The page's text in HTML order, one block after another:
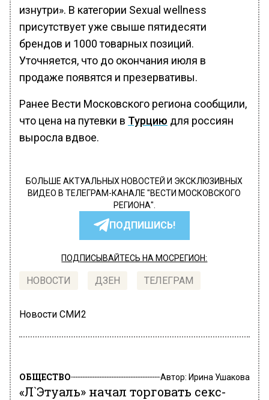
изнутри». В категории Sexual wellness
присутствует уже свыше пятидесяти
брендов и 1000 товарных позиций.
Уточняется, что до окончания июля в
продаже появятся и презервативы.
Ранее Вести Московского региона сообщили,
что цена на путевки в Турцию для россиян
выросла вдвое.
БОЛЬШЕ АКТУАЛЬНЫХ НОВОСТЕЙ И ЭКСКЛЮЗИВНЫХ
ВИДЕО В ТЕЛЕГРАМ-КАНАЛЕ "ВЕСТИ МОСКОВСКОГО
РЕГИОНА".
ПОДПИШИСЬ!
ПОДПИСЫВАЙТЕСЬ НА МОСРЕГИОН:
НОВОСТИ ДЗЕН ТЕЛЕГРАМ
Новости СМИ2
ОБЩЕСТВО Автор: Ирина Ушакова
«Л`Этуаль» начал торговать секс-